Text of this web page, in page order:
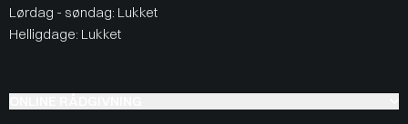
Lørdag - søndag: Lukket
Helligdage: Lukket